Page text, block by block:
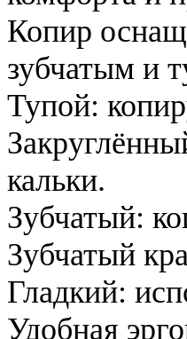
Копир
зубчатым и
Тупой:
кальки.
Зубчатый:
Зубчатый
Гладкий:
Удобная